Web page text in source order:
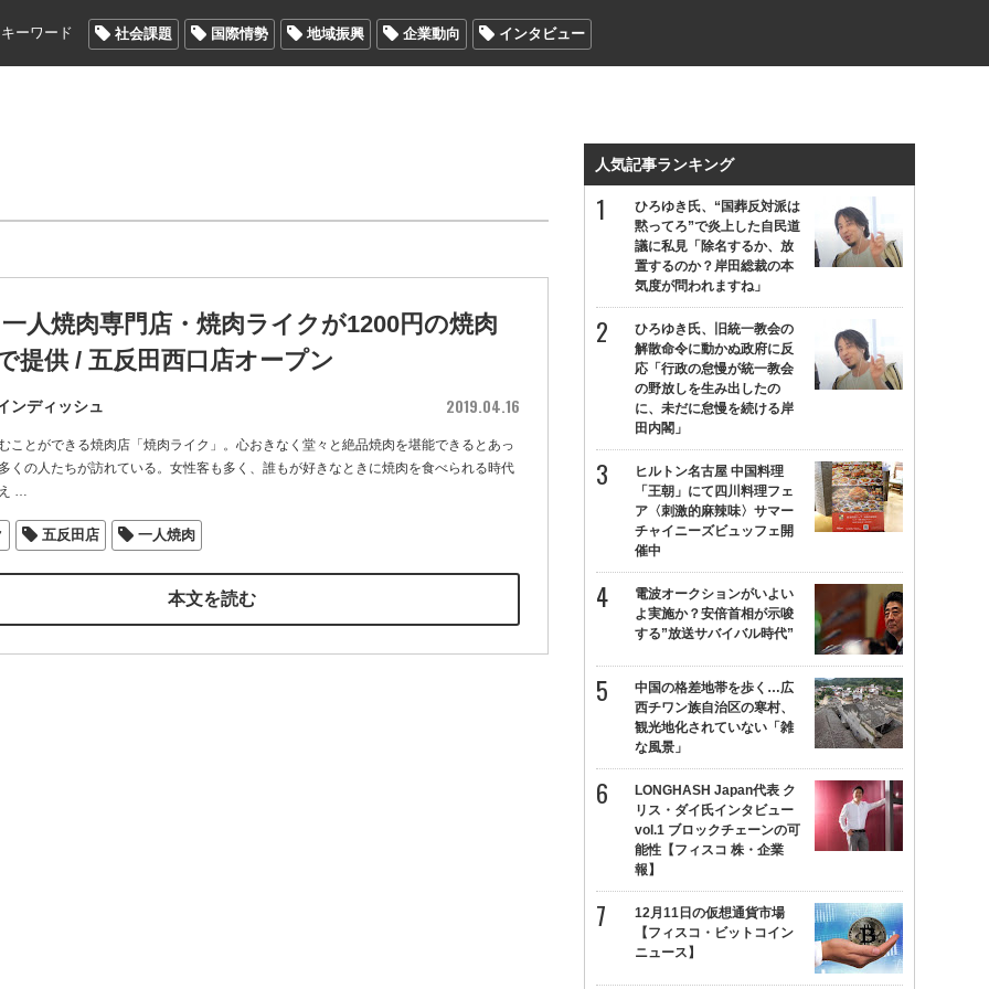
ーワード 社会課題 国際情勢 地域振興 企業動向 インタビュー
人焼肉専門店・焼肉ライクが1200円の焼肉
提供 / 五反田西口店オープン
ンディッシュ 2019.04.16
ことができる焼肉店「焼肉ライク」。心おきなく堂々と絶品焼肉を堪能できるとあっ
くの人たちが訪れている。女性客も多く、誰もが好きなときに焼肉を食べられる時代
…
五反田店 一人焼肉
本文を読む
人気記事ランキング
ひろゆき氏、“国葬反対派は
黙ってろ”で炎上した自民道
議に私見「除名するか、放
置するのか？岸田総裁の本
気度が問われますね」
ひろゆき氏、旧統一教会の
解散命令に動かぬ政府に反
応「行政の怠慢が統一教会
の野放しを生み出したの
に、未だに怠慢を続ける岸
田内閣」
ヒルトン名古屋 中国料理
「王朝」にて四川料理フェ
ア〈刺激的麻辣味〉サマー
チャイニーズビュッフェ開
催中
電波オークションがいよい
よ実施か？安倍首相が示唆
する”放送サバイバル時代”
中国の格差地帯を歩く…広
西チワン族自治区の寒村、
観光地化されていない「雑
な風景」
LONGHASH Japan代表 ク
リス・ダイ氏インタビュー
vol.1 ブロックチェーンの可
能性【フィスコ 株・企業
報】
12月11日の仮想通貨市場
【フィスコ・ビットコイン
ニュース】